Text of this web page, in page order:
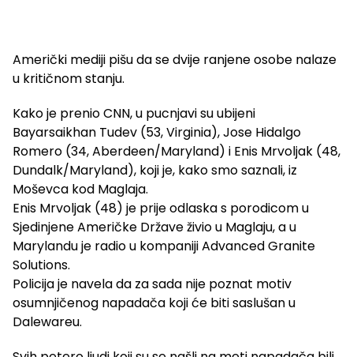
Američki mediji pišu da se dvije ranjene osobe nalaze
u kritičnom stanju.
Kako je prenio CNN, u pucnjavi su ubijeni
Bayarsaikhan Tudev (53, Virginia), Jose Hidalgo
Romero (34, Aberdeen/Maryland) i Enis Mrvoljak (48,
Dundalk/Maryland), koji je, kako smo saznali, iz
Moševca kod Maglaja.
Enis Mrvoljak (48) je prije odlaska s porodicom u
Sjedinjene Američke Države živio u Maglaju, a u
Marylandu je radio u kompaniji Advanced Granite
Solutions.
Policija je navela da za sada nije poznat motiv
osumnjičenog napadača koji će biti saslušan u
Dalewareu.